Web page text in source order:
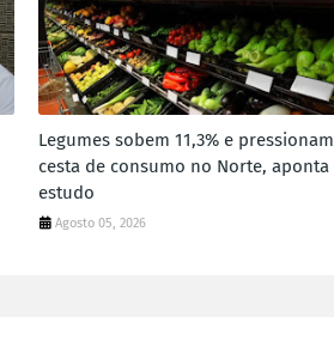
Legumes sobem 11,3% e pressionam
cesta de consumo no Norte, aponta
estudo
Agosto 05, 2026